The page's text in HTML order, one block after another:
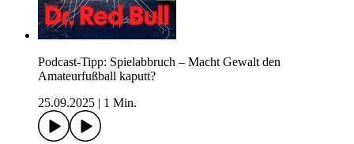
Podcast-Tipp: Spielabbruch – Macht Gewalt den
Amateurfußball kaputt?
25.09.2025
1 Min.